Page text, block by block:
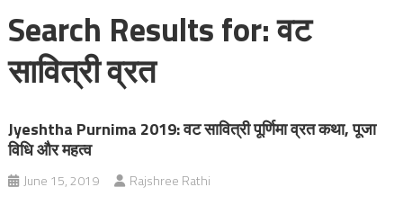
Search Results for:वट
सावित्री व्रत
Jyeshtha Purnima 2019: वट सावित्री पूर्णिमा व्रत कथा, पूजा
विधि और महत्व
June 15, 2019 Rajshree Rathi